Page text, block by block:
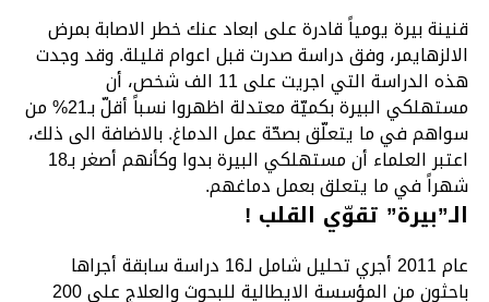
قنينة بيرة يومياً قادرة على ابعاد عنك خطر الاصابة بمرض
الالزهايمر، وفق دراسة صدرت قبل اعوام قليلة. وقد وجدت
هذه الدراسة التي اجريت على 11 الف شخص، أن
مستهلكي البيرة بكميّة معتدلة اظهروا نسباً أقلّ بـ21% من
سواهم في ما يتعلّق بصحّة عمل الدماغ. بالاضافة الى ذلك،
اعتبر العلماء أن مستهلكي البيرة بدوا وكأنهم أصغر بـ18
شهراً في ما يتعلق بعمل دماغهم.
الـ”بيرة” تقوّي القلب !
عام 2011 أجري تحليل شامل لـ16 دراسة سابقة أجراها
باحثون من المؤسسة الايطالية للبحوث والعلاج على 200